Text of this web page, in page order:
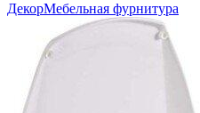
ДекорМебельная фурнитура